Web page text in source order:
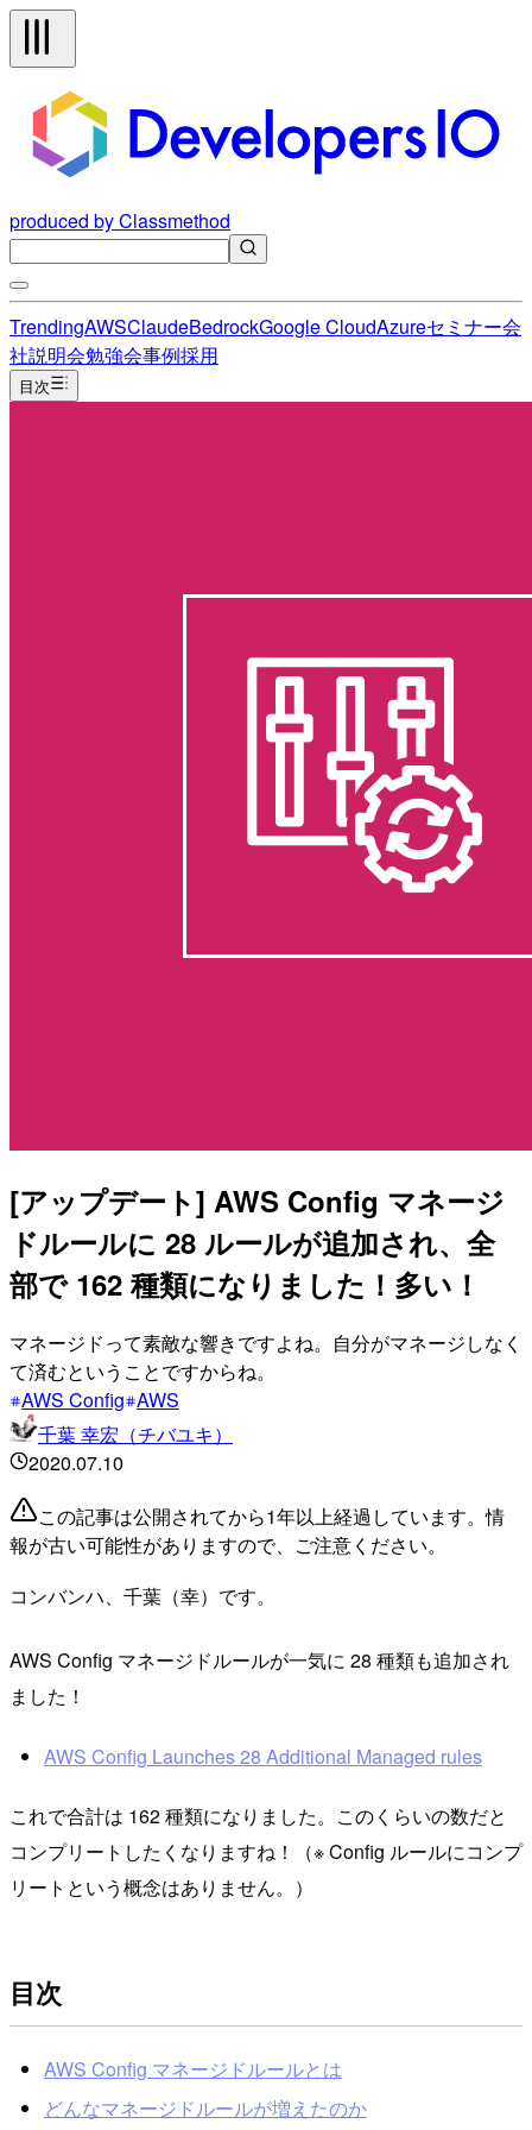
produced by Classmethod
TrendingAWSClaudeBedrockGoogle CloudAzureセミナー会
社説明会勉強会事例採用
目次
[アップデート] AWS Config マネージ
ドルールに 28 ルールが追加され、全
部で 162 種類になりました！多い！
マネージドって素敵な響きですよね。自分がマネージしなく
て済むということですからね。
AWS Config AWS
千葉 幸宏（チバユキ）
2020.07.10
この記事は公開されてから1年以上経過しています。情
報が古い可能性がありますので、ご注意ください。
コンバンハ、千葉（幸）です。
AWS Config マネージドルールが一気に 28 種類も追加され
ました！
AWS Config Launches 28 Additional Managed rules
これで合計は 162 種類になりました。このくらいの数だと
コンプリートしたくなりますね！（※ Config ルールにコンプ
リートという概念はありません。）
目次
AWS Config マネージドルールとは
どんなマネージドルールが増えたのか